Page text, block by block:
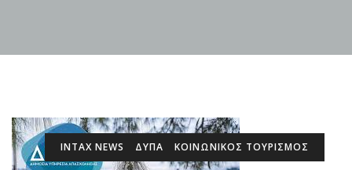
INTAX NEWS ΔΥΠΑ ΚΟΙΝΩΝΙΚΟΣ ΤΟΥΡΙΣΜΟΣ